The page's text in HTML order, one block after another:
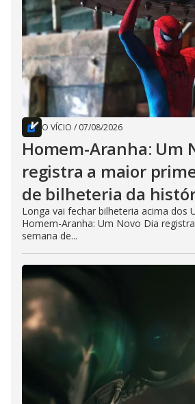
O VÍCIO / 07/08/2026
Homem-Aranha: Um
registra a maior
de bilheteria da
Longa vai fechar bilheteria acima dos
Homem-Aranha: Um Novo Dia
semana de...